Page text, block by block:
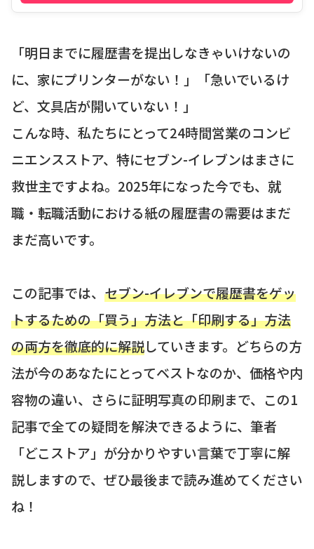
「明日までに履歴書を提出しなきゃいけないの
に、家にプリンターがない！」「急いでいるけ
ど、文具店が開いていない！」
こんな時、私たちにとって24時間営業のコンビ
ニエンスストア、特にセブン-イレブンはまさに
救世主ですよね。2025年になった今でも、就
職・転職活動における紙の履歴書の需要はまだ
まだ高いです。
この記事では、 セブン-イレブンで履歴書をゲッ
トするための「買う」方法と「印刷する」方法
の両方を徹底的に解説していきます。どちらの方
法が今のあなたにとってベストなのか、価格や内
容物の違い、さらに証明写真の印刷まで、この1
記事で全ての疑問を解決できるように、筆者
「どこストア」が分かりやすい言葉で丁寧に解
説しますので、ぜひ最後まで読み進めてください
ね！